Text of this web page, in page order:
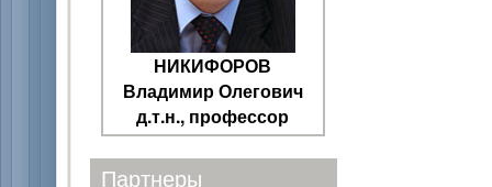
НИКИФОРОВ
Владимир Олегович
д.т.н., профессор
Партнеры